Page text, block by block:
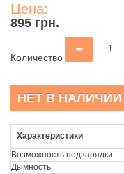
Цена:
895 грн.
Количество
НЕТ В НАЛИЧИИ
Характеристики
Возможность подзарядки
Дымность